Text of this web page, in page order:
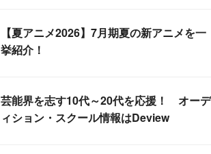
【夏アニメ2026】7月期夏の新アニメを一
挙紹介！
芸能界を志す10代～20代を応援！ オーデ
ィション・スクール情報はDeview